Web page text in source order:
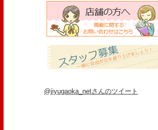
@jiyugaoka_netさんのツイート